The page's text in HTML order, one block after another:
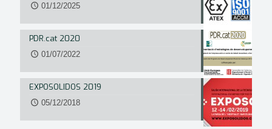
01/12/2025
PDR.cat 2020
01/07/2022
EXPOSOLIDOS 2019
05/12/2018